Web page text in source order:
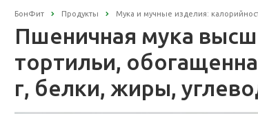
БонФит Продукты Мука и мучные изделия:
Пшеничная мука
тортильи,
г, белки, жиры,